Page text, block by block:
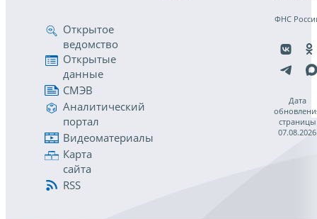
Открытое
ведомство
Открытые
данные
СМЭВ
Аналитический
портал
Видеоматериалы
Карта
сайта
RSS
ФНС
Дата
страницы
07.08.2026